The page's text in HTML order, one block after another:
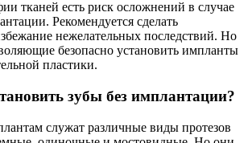
тканей есть риск осложнений в случае
Рекомендуется сделать
нежелательных последствий. Но
безопасно установить импланты
пластики.
зубы без имплантации?
служат различные виды протезов